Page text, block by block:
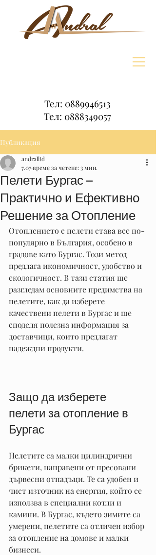
Тел: 0889946513
Тел: 0888349057
Публикация
Пелети Бургас –
Практично и Ефективно
Решение за Отопление
andralltd
7.07 време за четене: 3 мин.
Отоплението с пелети става все по-
популярно в България, особено в
градове като Бургас. Този метод
предлага икономичност, удобство и
екологичност. В тази статия ще
разгледам основните предимства на
пелетите, как да изберете
качествени пелети в Бургас и ще
споделя полезна информация за
доставчици, които предлагат
надеждни продукти.
Защо да изберете
пелети за отопление в
Бургас
Пелетите са малки цилиндрични
брикети, направени от пресовани
дървесни отпадъци. Те са удобен и
чист източник на енергия, който се
използва в специални котли и
камини. В Бургас, където зимите са
умерени, пелетите са отличен избор
за отопление на домове и малки
бизнеси.